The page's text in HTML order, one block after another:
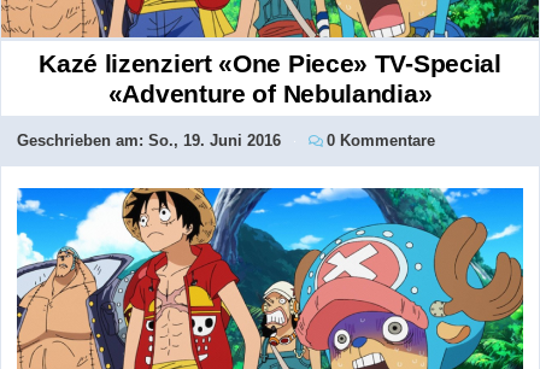
Kazé lizenziert «One Piece» TV-Special
«Adventure of Nebulandia»
Geschrieben am: So., 19. Juni 2016 0 Kommentare